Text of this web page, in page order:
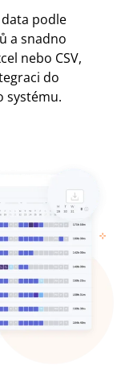
podle
a snadno
nebo CSV,
do
systému.